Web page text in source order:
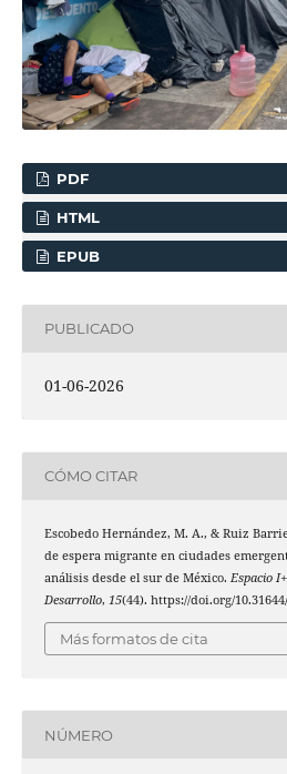
PDF
HTML
EPUB
PUBLICADO
01-06-2026
CÓMO CITAR
Escobedo Hernández, M. A., & Ruiz
de espera migrante en ciudades
análisis desde el sur de México. Espacio
Desarrollo, 15(44). https://doi.org/
Más formatos de cita
NÚMERO